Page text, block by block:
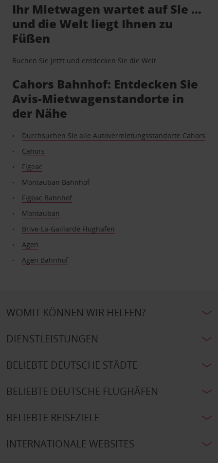
Ihr Mietwagen wartet auf Sie …
und die Welt liegt Ihnen zu
Füßen
Buchen Sie jetzt und entdecken Sie die Welt.
Cahors Bahnhof: Entdecken Sie
Avis-Mietwagenstandorte in
der Nähe
Durchsuchen Sie alle Autovermietungsstandorte Cahors
Cahors
Figeac
Montauban Bahnhof
Figeac Bahnhof
Montauban
Brive-La-Gaillarde Flughafen
Agen
Agen Bahnhof
WOMIT KÖNNEN WIR HELFEN?
DIENSTLEISTUNGEN
BELIEBTE DEUTSCHE STÄDTE
BELIEBTE DEUTSCHE FLUGHÄFEN
BELIEBTE REISEZIELE
INTERNATIONALE WEBSITES